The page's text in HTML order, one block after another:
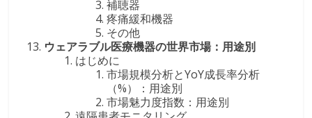
補聴器
疼痛緩和機器
その他
ウェアラブル医療機器の世界市場：用途別
はじめに
市場規模分析とYoY成長率分析
（%）：用途別
市場魅力度指数：用途別